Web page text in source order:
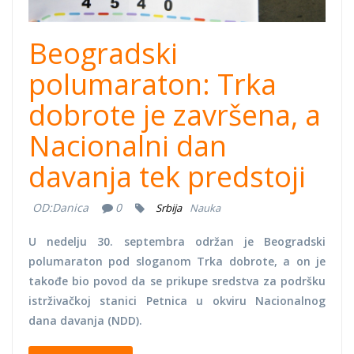
Beogradski
polumaraton: Trka
dobrote je završena, a
Nacionalni dan
davanja tek predstoji
OD:Danica 0 Srbija Nauka
U nedelju 30. septembra održan je Beogradski
polumaraton pod sloganom Trka dobrote, a on je
takođe bio povod da se prikupe sredstva za podršku
istrživačkoj stanici Petnica u okviru Nacionalnog
dana davanja (NDD).